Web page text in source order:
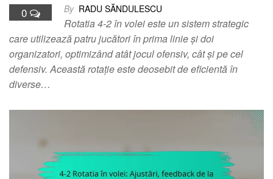
0 By RADU SĂNDULESCU
Rotatia 4-2 în volei este un sistem strategic
care utilizează patru jucători în prima linie și doi
organizatori, optimizând atât jocul ofensiv, cât și pe cel
defensiv. Această rotație este deosebit de eficientă în
diverse…